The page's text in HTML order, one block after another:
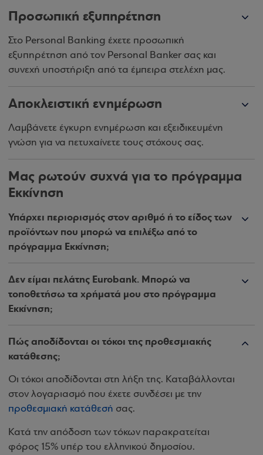
Προσωπική εξυπηρέτηση
Στο Personal Banking έχετε προσωπική
εξυπηρέτηση από τον Personal Banker σας και
συνεχή υποστήριξη από τα έμπειρα στελέχη μας.
Αποκλειστική ενημέρωση
Λαμβάνετε έγκυρη ενημέρωση και εξειδικευμένη
γνώση για να πετυχαίνετε τους στόχους σας.
Μας ρωτούν συχνά για το πρόγραμμα
Εκκίνηση
Υπάρχει περιορισμός στον αριθμό ή το είδος των
προϊόντων που μπορώ να επιλέξω από το
πρόγραμμα Εκκίνηση;
Δεν είμαι πελάτης Eurobank. Μπορώ να
τοποθετήσω τα χρήματά μου στο πρόγραμμα
Εκκίνηση;
Πώς αποδίδονται οι τόκοι της προθεσμιακής
κατάθεσης;
Οι τόκοι αποδίδονται στη λήξη της. Καταβάλλονται
στον λογαριασμό που έχετε συνδέσει με την
προθεσμιακή κατάθεσή σας.
Κατά την απόδοση των τόκων παρακρατείται
φόρος 15% υπέρ του ελληνικού δημοσίου.